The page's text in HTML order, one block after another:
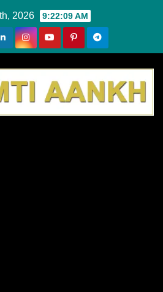
2026 9:22:09 AM